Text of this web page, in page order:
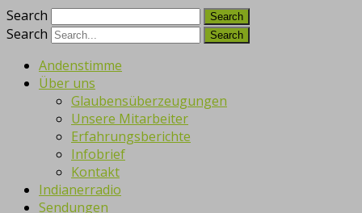
Search
Search
Andenstimme
Über uns
Glaubensüberzeugungen
Unsere Mitarbeiter
Erfahrungsberichte
Infobrief
Kontakt
Indianerradio
Sendungen